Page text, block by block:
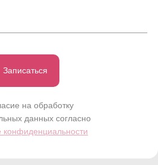
Записаться
на обработку
данных согласно
конфиденциальности